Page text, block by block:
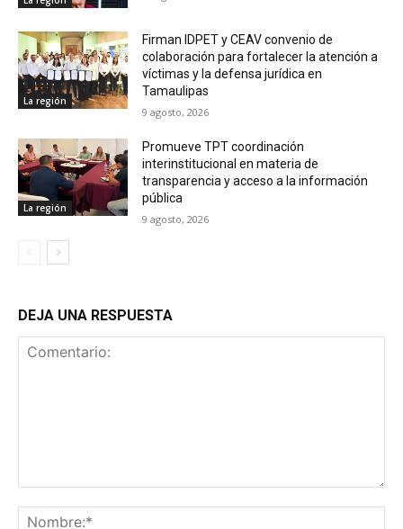
La región
Firman IDPET y CEAV convenio de
colaboración para fortalecer la atención a
víctimas y la defensa jurídica en
Tamaulipas
9 agosto, 2026
La región
Promueve TPT coordinación
interinstitucional en materia de
transparencia y acceso a la información
pública
9 agosto, 2026
DEJA UNA RESPUESTA